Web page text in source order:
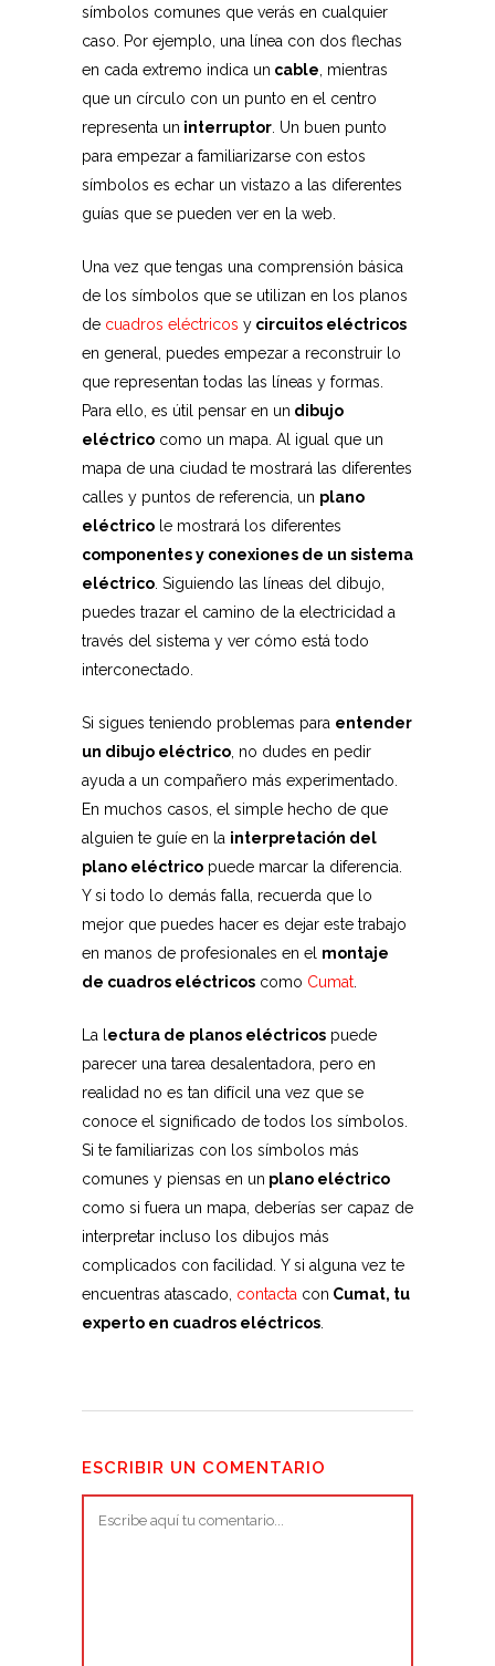
símbolos comunes que verás en cualquier
caso. Por ejemplo, una línea con dos flechas
en cada extremo indica un cable , mientras
que un círculo con un punto en el centro
representa un interruptor . Un buen punto
para empezar a familiarizarse con estos
símbolos es echar un vistazo a las diferentes
guías que se pueden ver en la web.
Una vez que tengas una comprensión básica
de los símbolos que se utilizan en los planos
de cuadros eléctricos y circuitos eléctricos
en general, puedes empezar a reconstruir lo
que representan todas las líneas y formas.
Para ello, es útil pensar en un dibujo
eléctrico como un mapa. Al igual que un
mapa de una ciudad te mostrará las diferentes
calles y puntos de referencia, un plano
eléctrico le mostrará los diferentes
componentes y conexiones de un sistema
eléctrico . Siguiendo las líneas del dibujo,
puedes trazar el camino de la electricidad a
través del sistema y ver cómo está todo
interconectado.
Si sigues teniendo problemas para entender
un dibujo eléctrico , no dudes en pedir
ayuda a un compañero más experimentado.
En muchos casos, el simple hecho de que
alguien te guíe en la interpretación del
plano eléctrico puede marcar la diferencia.
Y si todo lo demás falla, recuerda que lo
mejor que puedes hacer es dejar este trabajo
en manos de profesionales en el montaje
de cuadros eléctricos como Cumat
La l ectura de planos eléctricos puede
parecer una tarea desalentadora, pero en
realidad no es tan difícil una vez que se
conoce el significado de todos los símbolos.
Si te familiarizas con los símbolos más
comunes y piensas en un plano eléctrico
como si fuera un mapa, deberías ser capaz de
interpretar incluso los dibujos más
complicados con facilidad. Y si alguna vez te
encuentras atascado, contacta con Cumat, tu
experto en cuadros eléctricos
ESCRIBIR UN COMENTARIO